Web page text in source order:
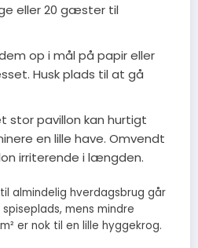
eller 20 gæster til
op i mål på papir eller
Husk plads til at gå
stor pavillon kan hurtigt
en lille have. Omvendt
irriterende i længden.
almindelig hverdagsbrug går
mens mindre
er nok til en lille hyggekrog.